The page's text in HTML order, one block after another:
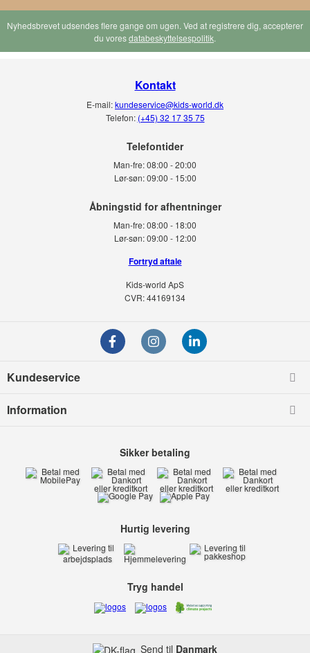
Nyhedsbrevet udsendes flere gange om ugen. Ved at registrere dig, accepterer
du voresdatabeskyttelsespolitik.
Kontakt
E-mail:kundeservice@kids-world.dk
Telefon: (+45) 32 17 35 75
Telefontider
Man-fre:08:00 - 20:00
Lør-søn: 09:00 - 15:00
Man-fre:08:00 - 18:00
Lør-søn:09:00 - 12:00
Fortryd aftale
Kids-world ApS
CVR: 44169134
Kundeservice
Information
Send til Danmark
Sikker betaling
Hurtig levering
Tryg handel